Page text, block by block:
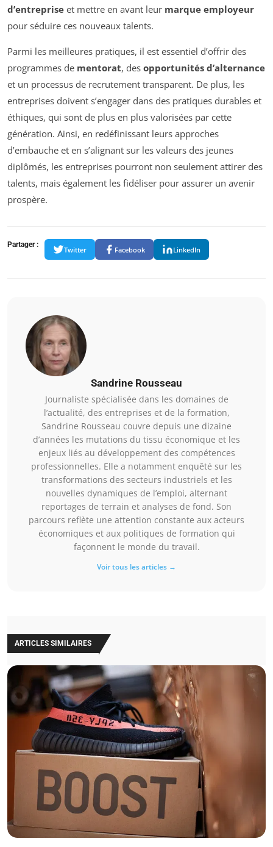
d’entreprise et mettre en avant leur marque employeur
pour séduire ces nouveaux talents.
Parmi les meilleures pratiques, il est essentiel d’offrir des
programmes de mentorat, des opportunités d’alternance
et un processus de recrutement transparent. De plus, les
entreprises doivent s’engager dans des pratiques durables et
éthiques, qui sont de plus en plus valorisées par cette
génération. Ainsi, en redéfinissant leurs approches
d’embauche et en s’alignant sur les valeurs des jeunes
diplômés, les entreprises pourront non seulement attirer des
talents, mais également les fidéliser pour assurer un avenir
prospère.
Partager :
Twitter Facebook LinkedIn
Sandrine Rousseau
Journaliste spécialisée dans les domaines de
l’actualité, des entreprises et de la formation,
Sandrine Rousseau couvre depuis une dizaine
d’années les mutations du tissu économique et les
enjeux liés au développement des compétences
professionnelles. Elle a notamment enquêté sur les
transformations des secteurs industriels et les
nouvelles dynamiques de l’emploi, alternant
reportages de terrain et analyses de fond. Son
parcours reflète une attention constante aux acteurs
économiques et aux politiques de formation qui
façonnent le monde du travail.
Voir tous les articles →
ARTICLES SIMILAIRES